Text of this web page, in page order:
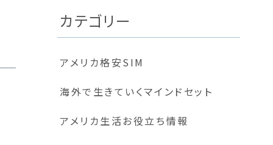
カテゴリー
アメリカ格安SIM
海外で生きていくマインドセット
アメリカ生活お役立ち情報